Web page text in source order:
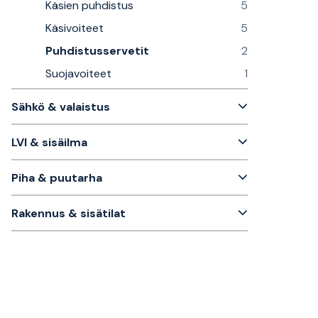
Käsien puhdistus
5
Käsivoiteet
5
Puhdistusservetit
2
Suojavoiteet
1
Sähkö & valaistus
LVI & sisäilma
Piha & puutarha
Rakennus & sisätilat